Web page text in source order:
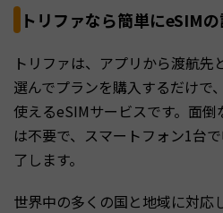
トリファなら簡単にeSIM
トリファは、アプリから渡航先
選んでプランを購入するだけで
使えるeSIMサービスです。面
は不要で、スマートフォン1台
了します。
世界中の多くの国と地域に対応